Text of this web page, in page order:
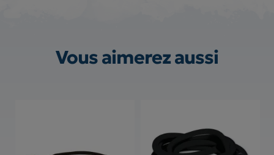
Vous aimerez aussi